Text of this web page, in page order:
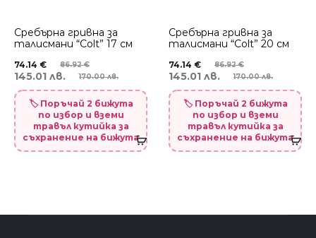
Сребърна гривна за
талисмани “Colt” 17 см
86.92€
74.14 €
170.00 лв.
145.01 лв.
🏷️ Поръчай 2 бижута
по избор и вземи
травъл кутийка за
съхранение на бижута
Сребърна гривна за
талисмани “Colt” 20 см
86.92€
74.14 €
170.00 лв.
145.01 лв.
🏷️ Поръчай 2 бижута
по избор и вземи
травъл кутийка за
съхранение на бижута